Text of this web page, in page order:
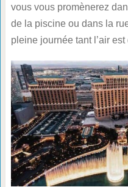
vous vous promènerez
de la piscine ou dans la
pleine journée tant l’air